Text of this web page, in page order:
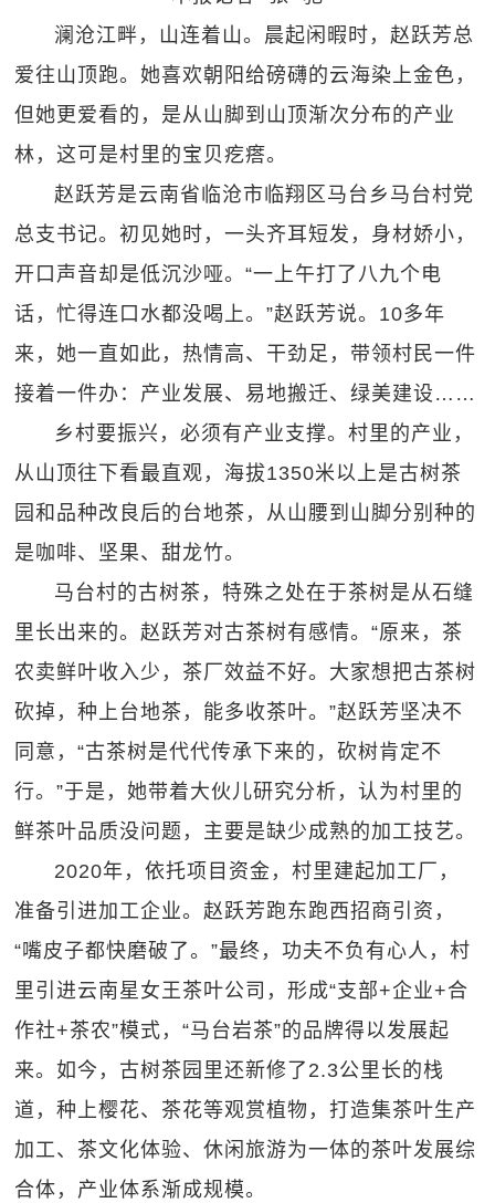
澜沧江畔，山连着山。晨起闲暇时，赵跃芳总
爱往山顶跑。她喜欢朝阳给磅礴的云海染上金色，
但她更爱看的，是从山脚到山顶渐次分布的产业
林，这可是村里的宝贝疙瘩。
赵跃芳是云南省临沧市临翔区马台乡马台村党
总支书记。初见她时，一头齐耳短发，身材娇小，
开口声音却是低沉沙哑。“一上午打了八九个电
话，忙得连口水都没喝上。”赵跃芳说。10多年
来，她一直如此，热情高、干劲足，带领村民一件
接着一件办：产业发展、易地搬迁、绿美建设……
乡村要振兴，必须有产业支撑。村里的产业，
从山顶往下看最直观，海拔1350米以上是古树茶
园和品种改良后的台地茶，从山腰到山脚分别种的
是咖啡、坚果、甜龙竹。
马台村的古树茶，特殊之处在于茶树是从石缝
里长出来的。赵跃芳对古茶树有感情。“原来，茶
农卖鲜叶收入少，茶厂效益不好。大家想把古茶树
砍掉，种上台地茶，能多收茶叶。”赵跃芳坚决不
同意，“古茶树是代代传承下来的，砍树肯定不
行。”于是，她带着大伙儿研究分析，认为村里的
鲜茶叶品质没问题，主要是缺少成熟的加工技艺。
2020年，依托项目资金，村里建起加工厂，
准备引进加工企业。赵跃芳跑东跑西招商引资，
“嘴皮子都快磨破了。”最终，功夫不负有心人，村
里引进云南星女王茶叶公司，形成“支部+企业+合
作社+茶农”模式，“马台岩茶”的品牌得以发展起
来。如今，古树茶园里还新修了2.3公里长的栈
道，种上樱花、茶花等观赏植物，打造集茶叶生产
加工、茶文化体验、休闲旅游为一体的茶叶发展综
合体，产业体系渐成规模。